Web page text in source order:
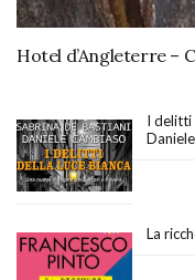
Hotel d’Angleterre –
I delitti
La